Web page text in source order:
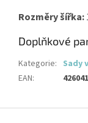
Rozměry šířka:
Doplňkové
Kategorie: Sady
EAN: